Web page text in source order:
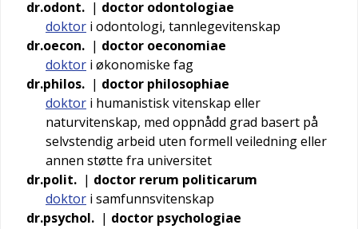
dr.odont. | doctor odontologiae
doktor i odontologi, tannlegevitenskap
dr.oecon. | doctor oeconomiae
doktor i økonomiske fag
dr.philos. | doctor philosophiae
doktor i humanistisk vitenskap eller
naturvitenskap, med oppnådd grad basert på
selvstendig arbeid uten formell veiledning eller
annen støtte fra universitet
dr.polit. | doctor rerum politicarum
doktor i samfunnsvitenskap
dr.psychol. | doctor psychologiae